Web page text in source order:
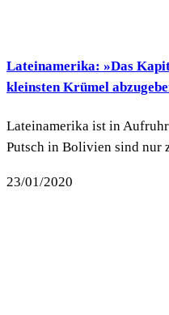
Lateinamerika: »Das
kleinsten Krümel
Lateinamerika ist in
Putsch in Bolivien sind nur
23/01/2020